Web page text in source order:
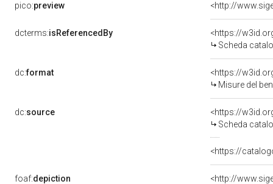
pico:preview
dcterms:isReferencedBy
<https://
Scheda
dc:format
<https://
Misure del
dc:source
<https://
Scheda
<https://
foaf:depiction